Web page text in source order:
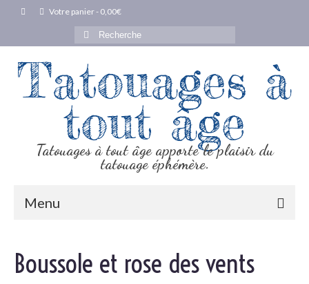
Votre panier- 0,00€
Rechercher :
Tatouages à
tout âge
Tatouages à tout âge apporte le plaisir du
tatouage éphémère.
Menu
Boussole et rose des vents